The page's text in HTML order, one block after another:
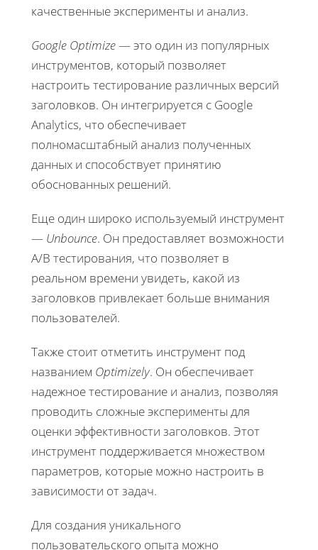
качественные эксперименты и анализ.
Google Optimize— это один из популярных
инструментов, который позволяет
настроить тестирование различных версий
заголовков. Он интегрируется с Google
Analytics, что обеспечивает
полномасштабный анализ полученных
данных и способствует принятию
обоснованных решений.
Еще один широко используемый инструмент
— Unbounce. Он предоставляет возможности
A/B тестирования, что позволяет в
реальном времени увидеть, какой из
заголовков привлекает больше внимания
пользователей.
Также стоит отметить инструмент под
названием Optimizely. Он обеспечивает
надежное тестирование и анализ, позволяя
проводить сложные эксперименты для
оценки эффективности заголовков. Этот
инструмент поддерживается множеством
параметров, которые можно настроить в
зависимости от задач.
Для создания уникального
пользовательского опыта можно